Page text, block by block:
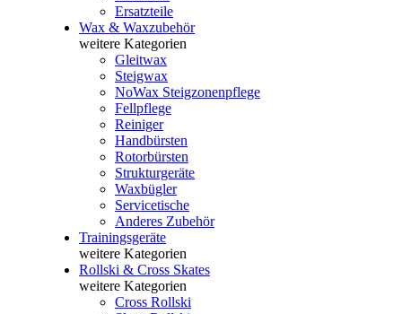
Ersatzteile
Wax & Waxzubehör
weitere Kategorien
Gleitwax
Steigwax
NoWax Steigzonenpflege
Fellpflege
Reiniger
Handbürsten
Rotorbürsten
Strukturgeräte
Waxbügler
Servicetische
Anderes Zubehör
Trainingsgeräte
weitere Kategorien
Rollski & Cross Skates
weitere Kategorien
Cross Rollski